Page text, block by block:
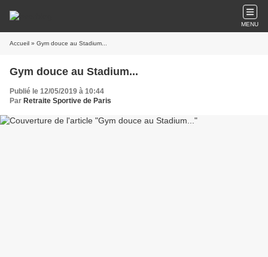
MENU
Accueil » Gym douce au Stadium...
Gym douce au Stadium...
Publié le 12/05/2019 à 10:44
Par Retraite Sportive de Paris